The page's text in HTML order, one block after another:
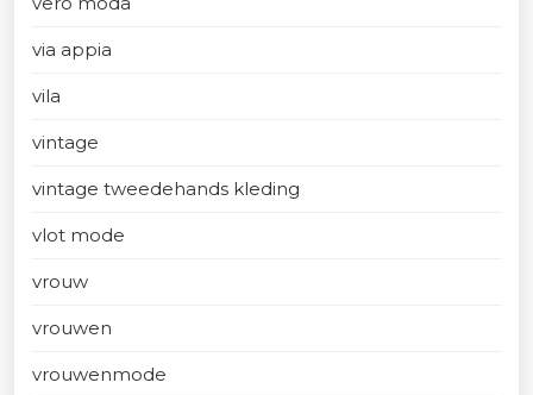
via appia
vila
vintage
vintage tweedehands kleding
vlot mode
vrouw
vrouwen
vrouwenmode